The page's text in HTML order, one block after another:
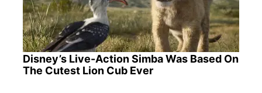
Disney’s Live-Action Simba Was Based On
The Cutest Lion Cub Ever